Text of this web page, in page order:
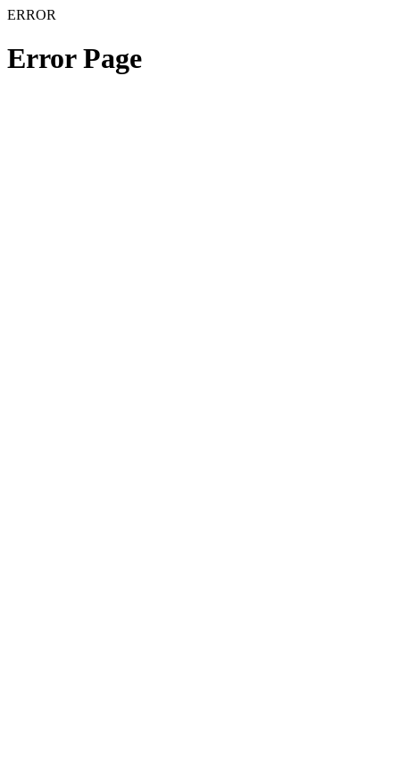
ERROR
Error Page